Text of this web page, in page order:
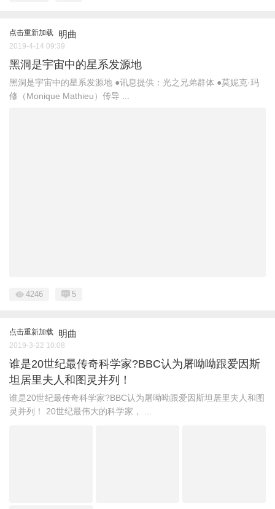
点击重新加载 明曲
2019-4-14 09:39
黑洞是宇宙中的星系发源地
黑洞是宇宙中的星系发源地 ●讯息提供：光之兄弟群体 ●莫妮克·玛
修（Monique Mathieu）传导 ...
4246 5
点击重新加载 明曲
2019-3-22 10:08
谁是20世纪最传奇科学家?BBC认为屠呦呦跟爱因斯
坦居里夫人和图灵并列！
谁是20世纪最传奇科学家?BBC认为屠呦呦跟爱因斯坦居里夫人和图
灵并列！ 20世纪最伟大的科学家， ...